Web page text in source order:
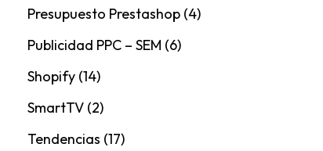
Presupuesto Prestashop (4)
Publicidad PPC – SEM (6)
Shopify (14)
SmartTV (2)
Tendencias (17)